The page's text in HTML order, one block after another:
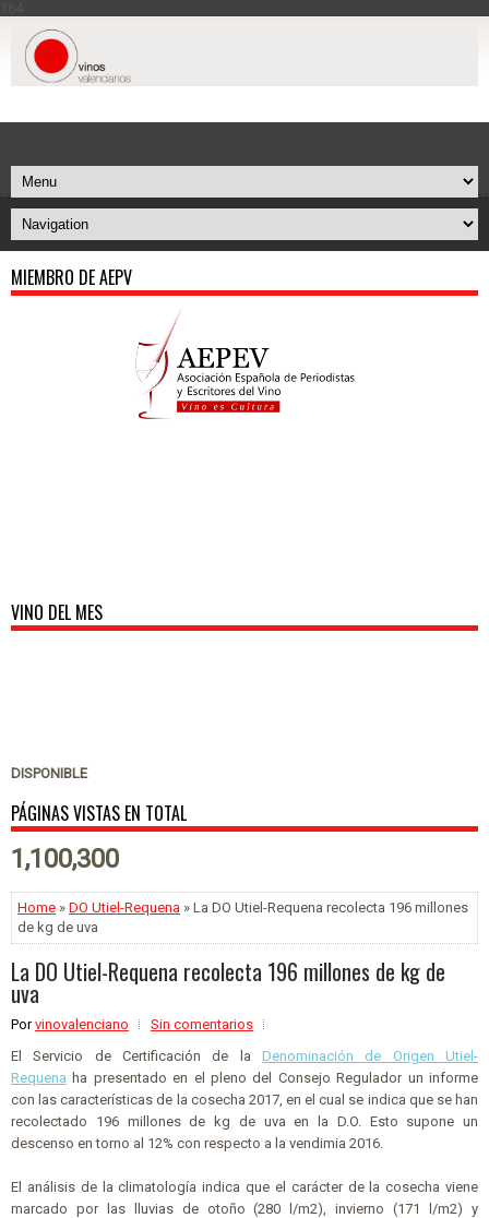
164
MIEMBRO DE AEPV
VINO DEL MES
DISPONIBLE
PÁGINAS VISTAS EN TOTAL
1,100,300
Home » DO Utiel-Requena » La DO Utiel-Requena recolecta 196 millones
de kg de uva
La DO Utiel-Requena recolecta 196 millones de kg de
uva
Porvinovalenciano
Sin comentarios
El Servicio de Certificación de la Denominación de Origen Utiel-
Requena ha presentado en el pleno del Consejo Regulador un informe
con las características de la cosecha 2017, en el cual se indica que se han
recolectado 196 millones de kg de uva en la D.O. Esto supone un
descenso en torno al 12% con respecto a la vendimia 2016.
El análisis de la climatología indica que el carácter de la cosecha viene
marcado por las lluvias de otoño (280 l/m2), invierno (171 l/m2) y